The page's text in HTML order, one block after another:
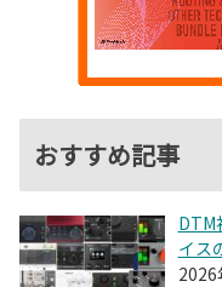
おすすめ記事
DTM
イス
2026